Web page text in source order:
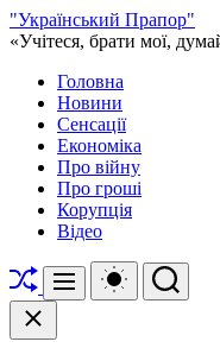
Перейти
до
"Український Прапор"
«Учітеся, брати мої,
Головна
Новини
Сенсації
Економіка
Про війну
Про гроші
Корупція
Відео
Перетасувати
Меню
Перемикач
кольорового
Пошук
Закрити